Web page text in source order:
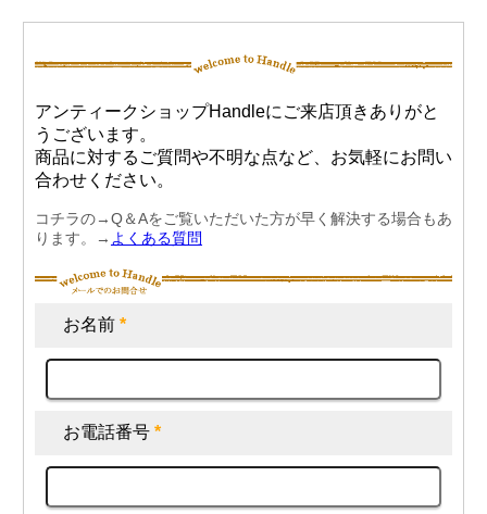
アンティークショップHandleにご来店頂きありがと
うございます。
商品に対するご質問や不明な点など、お気軽にお問い
合わせください。
コチラの→Q＆Aをご覧いただいた方が早く解決する場合もあ
ります。→ よくある質問
お名前 *
お電話番号 *